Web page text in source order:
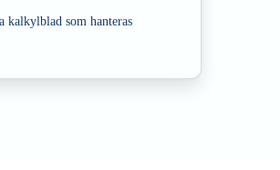
kalkylblad som hanteras